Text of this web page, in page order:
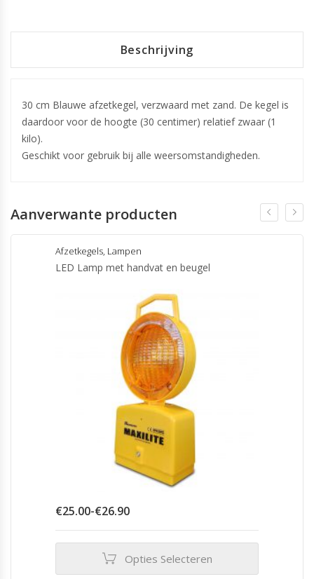
Beschrijving
30 cm Blauwe afzetkegel, verzwaard met zand. De kegel is
daardoor voor de hoogte (30 centimer) relatief zwaar (1
kilo).
Geschikt voor gebruik bij alle weersomstandigheden.
Aanverwante producten
Afzetkegels, Lampen
LED Lamp met handvat en beugel
€25.00-€26.90Prijsklasse:
€26.90
Opties Selecteren